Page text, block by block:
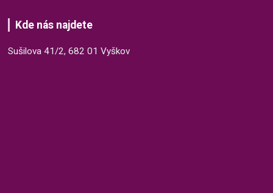
Kde nás najdete
Sušilova 41/2, 682 01 Vyškov